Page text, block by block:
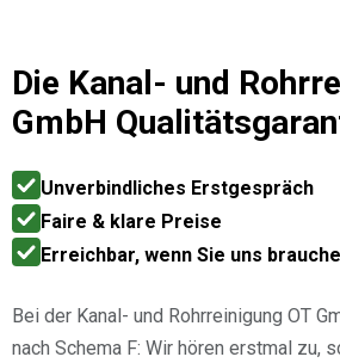
Die Kanal- und
GmbH
Unverbindliches Erstgespräch
Faire & klare Preise
Erreichbar, wenn Sie uns
Bei der Kanal- und Rohrreinigung OT
nach Schema F: Wir hören erstmal zu,